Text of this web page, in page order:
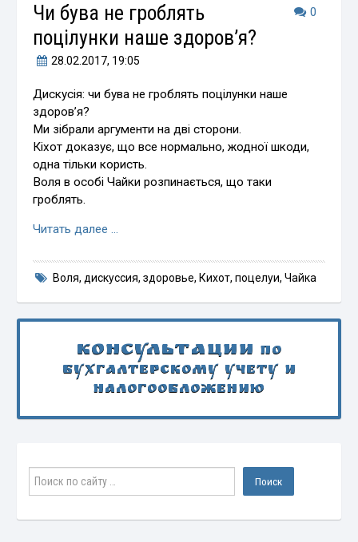
0
Чи бува не гроблять
поцілунки наше здоров’я?
28.02.2017, 19:05
Дискусія: чи бува не гроблять поцілунки наше
здоров’я?
Ми зібрали аргументи на дві сторони.
Кіхот доказує, що все нормально, жодної шкоди,
одна тільки користь.
Воля в особі Чайки розпинається, що таки
гроблять.
Читать далее …
Воля, дискуссия, здоровье, Кихот, поцелуи, Чайка
Консультации по
бухгалтерскому учету и
налогообложению